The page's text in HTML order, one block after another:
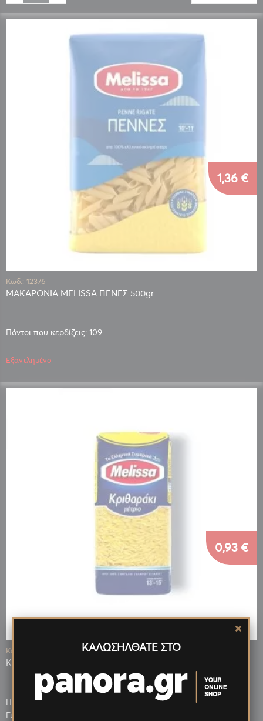
Κωδ.: 12376
ΜΑΚΑΡΟΝΙΑ MELISSA ΠΕΝΕΣ 500gr
Πόντοι που κερδίζεις: 109
1,36 €
Εξαντλημένο
Κωδ.: 07623
ΚΡΙΘΑΡΑΚΙ MELISSA ΜΕΤΡΙΟ 500gr
Πόντοι που κερδίζεις: 112
0,93 €
Για μεγαλύτερη ποσότητα έως:
ΚΑΛΩΣΗΛΘΑΤΕ ΣΤΟ